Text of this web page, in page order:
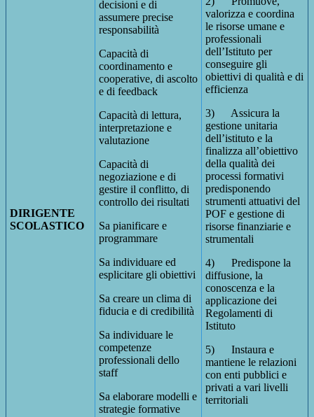
DIRIGENTE
SCOLASTICO
decisioni e di
assumere precise
responsabilità
Capacità di
coordinamento e
cooperative, di ascolto
e di feedback
Capacità di lettura,
interpretazione e
valutazione
Capacità di
negoziazione e di
gestire il conflitto, di
controllo dei risultati
Sa pianificare e
programmare
Sa individuare ed
esplicitare gli obiettivi
Sa creare un clima di
fiducia e di credibilità
Sa individuare le
competenze
professionali dello
staff
Sa elaborare modelli e
strategie formative
valorizza e coordina
le risorse umane e
professionali
dell’Istituto per
conseguire gli
obiettivi di qualità e di
efficienza
3) Assicura la
gestione unitaria
dell’istituto e la
finalizza all’obiettivo
della qualità dei
processi formativi
predisponendo
strumenti attuativi del
POF e gestione di
risorse finanziarie e
strumentali
4) Predispone la
diffusione, la
conoscenza e la
applicazione dei
Regolamenti di
Istituto
5) Instaura e
mantiene le relazioni
con enti pubblici e
privati a vari livelli
territoriali